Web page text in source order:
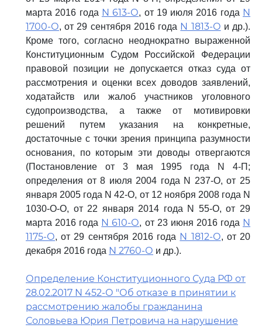
марта 2016 года N 613-О, от 19 июля 2016 года N
1700-О, от 29 сентября 2016 года N 1813-О и др.).
Кроме того, согласно неоднократно выраженной
Конституционным Судом Российской Федерации
правовой позиции не допускается отказ суда от
рассмотрения и оценки всех доводов заявлений,
ходатайств или жалоб участников уголовного
судопроизводства, а также от мотивировки
решений путем указания на конкретные,
достаточные с точки зрения принципа разумности
основания, по которым эти доводы отвергаются
(Постановление от 3 мая 1995 года N 4-П;
определения от 8 июля 2004 года N 237-О, от 25
января 2005 года N 42-О, от 12 ноября 2008 года N
1030-О-О, от 22 января 2014 года N 55-О, от 29
марта 2016 года N 610-О, от 23 июня 2016 года N
1175-О, от 29 сентября 2016 года N 1812-О, от 20
декабря 2016 года N 2760-О и др.).
Определение Конституционного Суда РФ от
28.02.2017 N 452-О "Об отказе в принятии к
рассмотрению жалобы гражданина
Соловьева Юрия Петровича на нарушение